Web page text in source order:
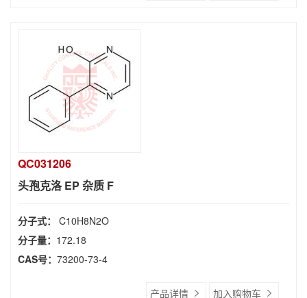
QC031206
头孢克洛 EP 杂质 F
分子式： C10H8N2O
分子量： 172.18
CAS号： 73200-73-4
产品详情 加入购物车